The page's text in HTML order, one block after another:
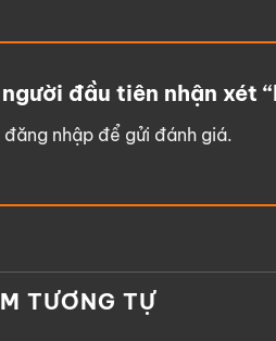
đầu tiên nhận xét
đăng nhập để gửi đánh giá.
TƯƠNG TỰ